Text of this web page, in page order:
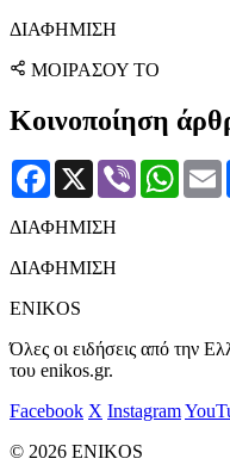
ΔΙΑΦΗΜΙΣΗ
ΜΟΙΡΑΣΟΥ ΤΟ
Κοινοποίηση
Facebook
X Viber
ΔΙΑΦΗΜΙΣΗ
ΔΙΑΦΗΜΙΣΗ
ENIKOS
Όλες οι ειδήσεις από την
του enikos.gr.
Facebook X Instagram
© 2026 ENIKOS